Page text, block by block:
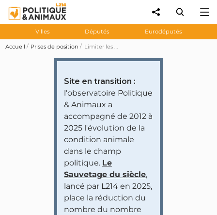
Villes Députés Eurodéputés
Accueil Prises de position Limiter les dérogations autorisant la chasse des oiseaux migrateurs : avis défavorable du gouvernement
Site en transition :
l'observatoire Politique
& Animaux a
accompagné de 2012 à
2025 l'évolution de la
condition animale
dans le champ
politique. Le
Sauvetage du siècle,
lancé par L214 en 2025,
place la réduction du
nombre du nombre